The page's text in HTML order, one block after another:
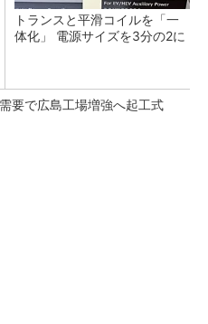
トランスと平滑コイルを「一
体化」 電源サイズを3分の2に
要で広島工場増強へ起工式